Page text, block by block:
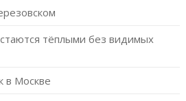
тёплыми без видимых
в Москве